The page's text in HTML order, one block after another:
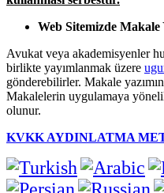
Web Sitemizde Makale
Avukat veya akademisyenler
birlikte yayımlanmak üzere
gönderebilirler. Makale
Makalelerin uygulamaya
olunur.
KVKK AYDINLATMA